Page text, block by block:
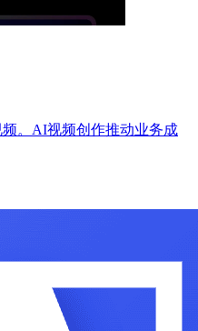
。AI视频创作推动业务成